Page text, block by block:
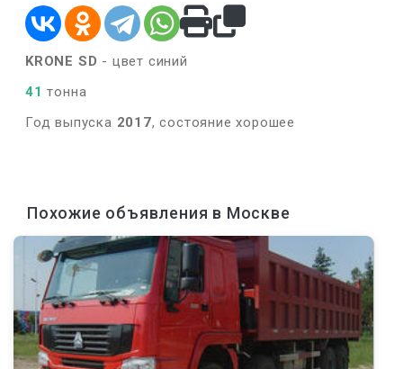
KRONE SD - цвет синий
41 тонна
Год выпуска 2017, состояние хорошее
Похожие объявления в Москве